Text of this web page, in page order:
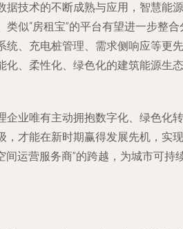
据技术的不断成熟与应用，智慧能源
似“房租宝”的平台有望进一步整合
统、充电桩管理、需求侧响应等更先
化、柔性化、绿色化的建筑能源生态
企业唯有主动拥抱数字化、绿色化转
，才能在新时期赢得发展先机，实现
间运营服务商”的跨越，为城市可持